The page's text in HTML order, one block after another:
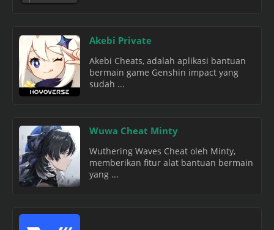
Akebi Private
Akebi Cheats, adalah aplikasi bantuan
bermain game Genshin impact yang
sudah ...
Wuwa Cheat Minty
Wuthering Waves Cheat oleh Minty,
memberikan fitur alat bantuan bermain
yang ...